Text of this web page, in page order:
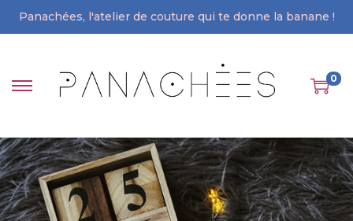
Panachées, l'atelier de couture qui te donne la banane !
0